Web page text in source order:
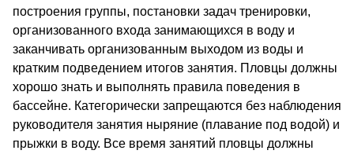
построения группы, постановки задач тренировки,
организованного входа занимающихся в воду и
заканчивать организованным выходом из воды и
кратким подведением итогов занятия. Пловцы должны
хорошо знать и выполнять правила поведения в
бассейне. Категорически запрещаются без наблюдения
руководителя занятия ныряние (плавание под водой) и
прыжки в воду. Все время занятий пловцы должны